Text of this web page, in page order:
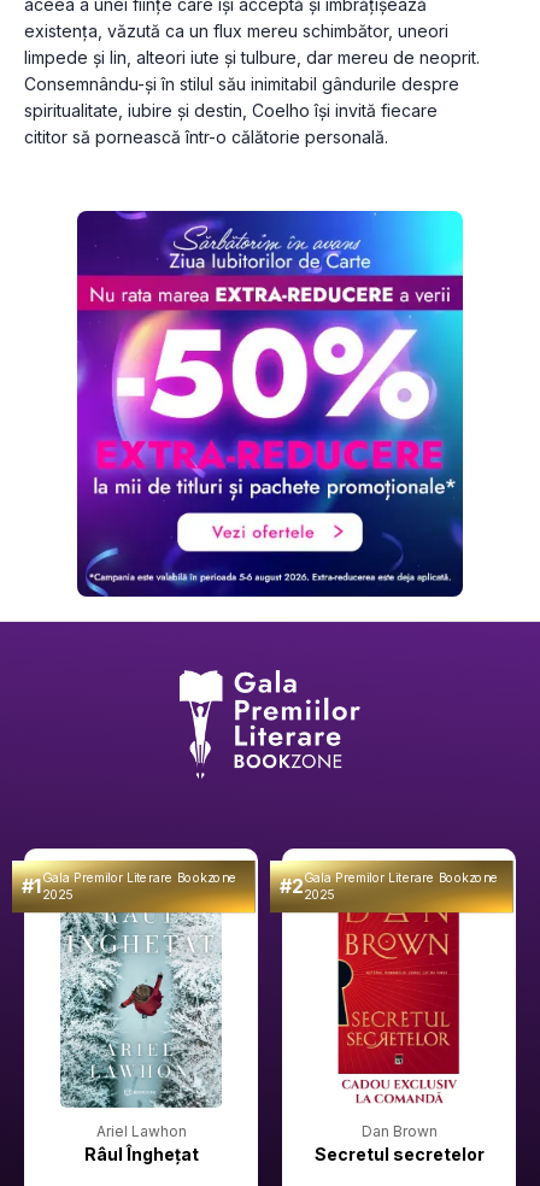
aceea a unei ființe care își acceptă și îmbrățișează
existența, văzută ca un flux mereu schimbător, uneori
limpede și lin, alteori iute și tulbure, dar mereu de neoprit.
Consemnându-și în stilul său inimitabil gândurile despre
spiritualitate, iubire și destin, Coelho își invită fiecare
cititor să pornească într-o călătorie personală.
#1Gala Premilor Literare Bookzone
2025
Ariel Lawhon
Râul Înghețat
#2Gala Premilor Literare Bookzone
2025
Dan Brown
Secretul secretelor